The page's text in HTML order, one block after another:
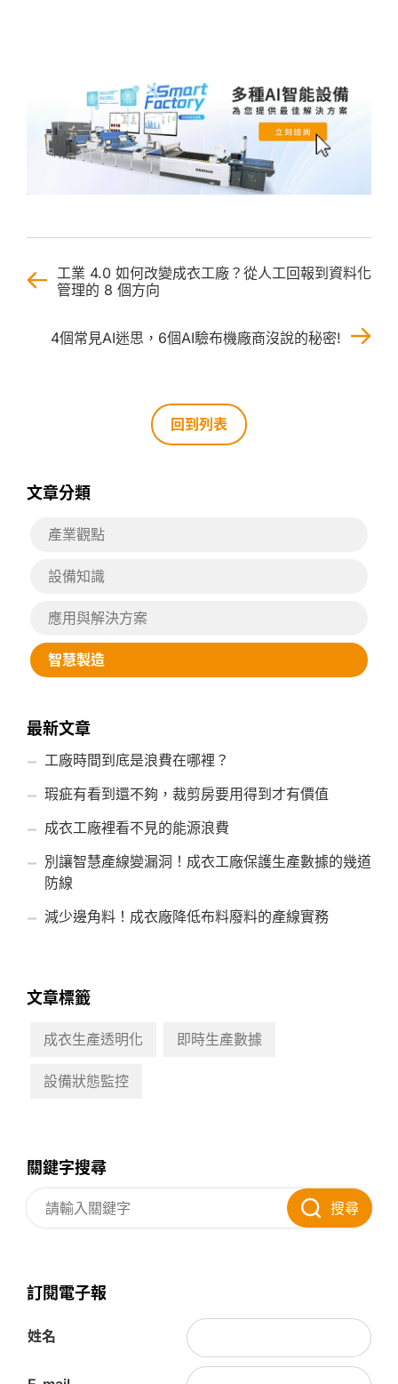
工業 4.0 如何改變成衣工廠？從人工回報到資料化
管理的 8 個方向
4個常見AI迷思，6個AI驗布機廠商沒說的秘密!
回到列表
文章分類
產業觀點
設備知識
應用與解決方案
智慧製造
最新文章
工廠時間到底是浪費在哪裡？
瑕疵有看到還不夠，裁剪房要用得到才有價值
成衣工廠裡看不見的能源浪費
別讓智慧產線變漏洞！成衣工廠保護生產數據的幾道
防線
減少邊角料！成衣廠降低布料廢料的產線實務
文章標籤
成衣生產透明化 即時生產數據
設備狀態監控
關鍵字搜尋
搜尋
訂閱電子報
姓名